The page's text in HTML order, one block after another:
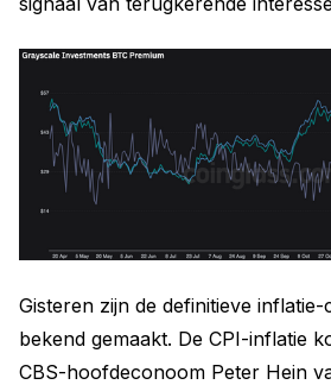
Gisteren zijn de definitieve
bekend gemaakt. De CPI-inflatie
CBS-hoofdeconoom Peter Hein